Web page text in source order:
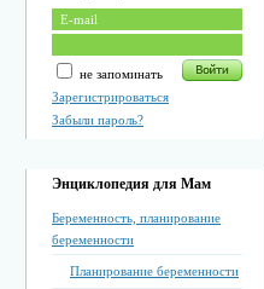
не запоминать
Зарегистрироваться
Забыли пароль?
Энциклопедия для Мам
Беременность, планирование
беременности
Планирование беременности